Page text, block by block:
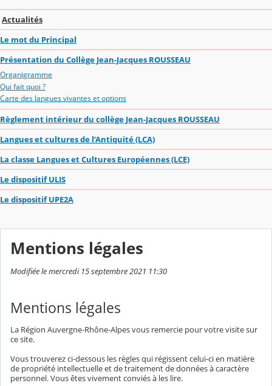
Actualités
Le mot du Principal
Présentation du Collège Jean-Jacques ROUSSEAU
Organigramme
Qui fait quoi ?
Carte des langues vivantes et options
Règlement intérieur du collège Jean-Jacques ROUSSEAU
Langues et cultures de l’Antiquité (LCA)
La classe Langues et Cultures Européennes (LCE)
Le dispositif ULIS
Le dispositif UPE2A
Mentions légales
Modifiée le mercredi 15 septembre 2021 11:30
Mentions légales
La Région Auvergne-Rhône-Alpes vous remercie pour votre visite sur
ce site.
Vous trouverez ci-dessous les règles qui régissent celui-ci en matière
de propriété intellectuelle et de traitement de données à caractère
personnel. Vous êtes vivement conviés à les lire.